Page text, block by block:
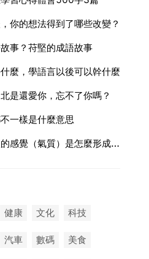
你的想法得到了哪些改變？
事？苻堅的成語故事
麼，學語言以後可以幹什麼
是還愛你，忘不了你嗎？
一樣是什麼意思
乙個人給其他人的感覺（氣質）是怎麼形成的？
健康 文化 科技
汽車 數碼 美食